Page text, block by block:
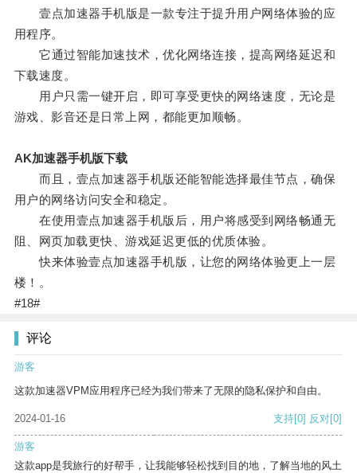
壹点加速器手机版是一款专注于提升用户网络体验的应
用程序。
它通过智能加速技术，优化网络连接，提高网络延迟和
下载速度。
用户只需一键开启，即可享受更快的网络速度，无论是
游戏、影音还是日常上网，都能更加顺畅。
AK加速器手机版下载
而且，壹点加速器手机版还能智能选择最佳节点，确保
用户的网络访问安全和稳定。
在使用壹点加速器手机版后，用户将感受到网络畅通无
阻、网页加载更快、游戏延迟更低的优质体验。
快来体验壹点加速器手机版，让您的网络体验更上一层
楼！。
#18#
评论
游客
这款加速器VPM应用程序已经为我们带来了无限的隐私保护和自由。
2024-01-16 支持[0] 反对[0]
游客
这款app是我旅行的好帮手，让我能够轻松找到目的地，了解当地的风土